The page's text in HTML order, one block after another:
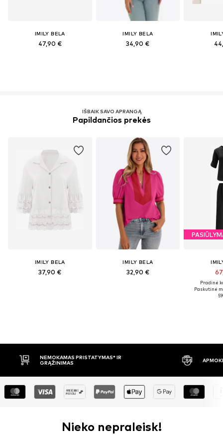
IMILY BELA
47,90 €
IMILY BELA
34,90 €
IŠBAIK SAVO APRANGĄ
Papildančios prekės
IMILY BELA
37,90 €
IMILY BELA
32,90 €
Pradinė
Paskutinė
APMOKĖJIMAS PRISTAČIUS 30
Nieko nepraleisk!